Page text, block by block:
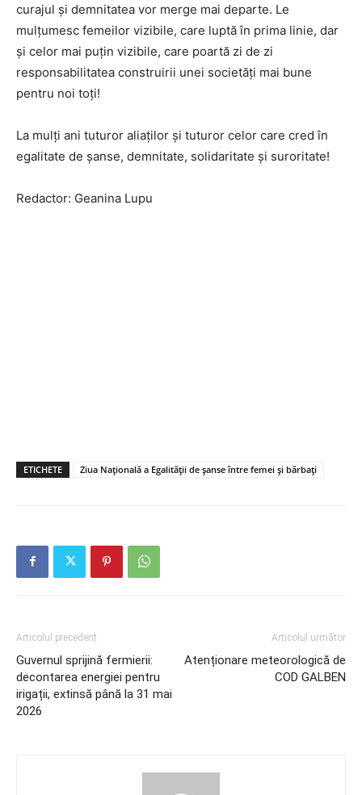
curajul și demnitatea vor merge mai departe. Le
mulțumesc femeilor vizibile, care luptă în prima linie, dar
și celor mai puțin vizibile, care poartă zi de zi
responsabilitatea construirii unei societăți mai bune
pentru noi toți!
La mulți ani tuturor aliaților și tuturor celor care cred în
egalitate de șanse, demnitate, solidaritate și suroritate!
Redactor: Geanina Lupu
ETICHETE Ziua Națională a Egalității de șanse între femei și bărbați
Articolul precedent
Guvernul sprijină fermierii:
decontarea energiei pentru
irigații, extinsă până la 31 mai
2026
Articolul următor
Atenționare meteorologică de
COD GALBEN